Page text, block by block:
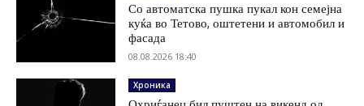
Со автоматска пушка пукал кон семејна
куќа во Тетово, оштетени и автомобил и
фасада
08.08.2026 18:40
Хроника